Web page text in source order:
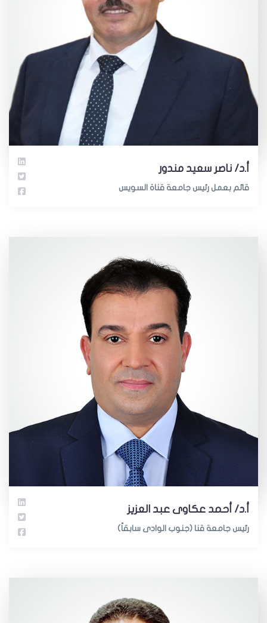
أ.د/ ناصر سعيد مندور
قائم بعمل رئيس جامعة قناة السويس
أ.د/ أحمد عكاوى عبد العزيز
رئيس جامعة قنا (جنوب الوادى سابقاً)